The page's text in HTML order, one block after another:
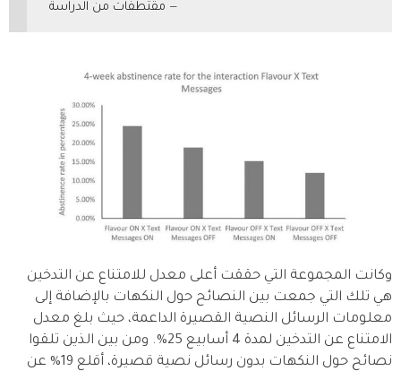
مقتطفات من الدراسة
وكانت المجموعة التي حققت أعلى معدل للامتناع عن التدخين
هي تلك التي جمعت بين النصائح حول النكهات بالإضافة إلى
معلومات الرسائل النصية القصيرة الداعمة، حيث بلغ معدل
الامتناع عن التدخين لمدة 4 أسابيع 25%. ومن بين الذين تلقوا
نصائح حول النكهات بدون رسائل نصية قصيرة، أقلع 19% عن